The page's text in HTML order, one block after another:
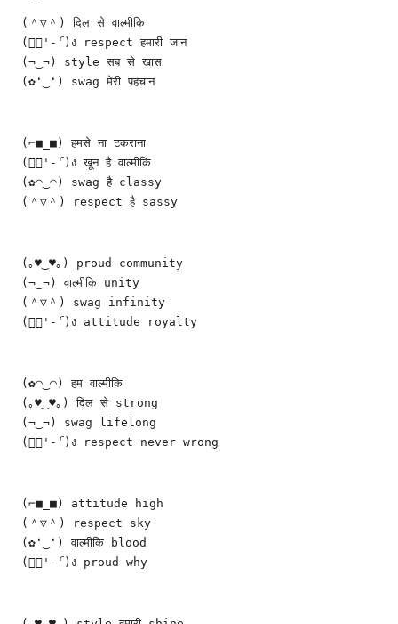
(＾▽＾) दिल से वाल्मीकि
(ง︡'-'︠)ง respect हमारी जान
(¬‿¬) style सब से खास
(✿❛‿❛) swag मेरी पहचान
(⌐■_■) हमसे ना टकराना
(ง︡'-'︠)ง खून है वाल्मीकि
(✿◠‿◠) swag है classy
(＾▽＾) respect है sassy
(｡♥‿♥｡) proud community
(¬‿¬) वाल्मीकि unity
(＾▽＾) swag infinity
(ง︡'-'︠)ง attitude royalty
(✿◠‿◠) हम वाल्मीकि
(｡♥‿♥｡) दिल से strong
(¬‿¬) swag lifelong
(ง︡'-'︠)ง respect never wrong
(⌐■_■) attitude high
(＾▽＾) respect sky
(✿❛‿❛) वाल्मीकि blood
(ง︡'-'︠)ง proud why